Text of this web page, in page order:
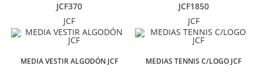
JCF370
JCF
MEDIA VESTIR ALGODÓN JCF
JCF1850
JCF
MEDIAS TENNIS C/LOGO JCF